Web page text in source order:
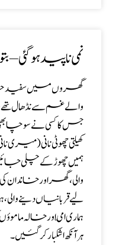
نمی ناپید ہو گئی –
گھروں میں سفید
والے غم سے نڈھال
جس کا کسی نے سوچا
کھیلتی چھوٹی نانی(میری
ہمیں چھوڑ کے چلی
والی،گھر اور
لیے قربانیاں دینے
ہماری امّی اور خالہ
ہر آنکھ اشکبار کر گئیں۔